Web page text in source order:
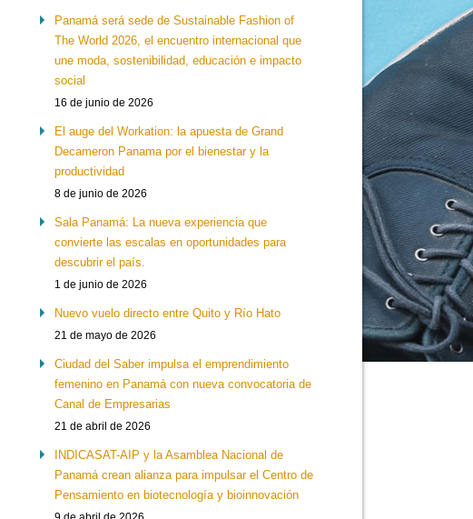
Panamá será sede de Sustainable Fashion of
The World 2026, el encuentro internacional que
une moda, sostenibilidad, educación e impacto
social
16 de junio de 2026
El auge del Workation: la apuesta de Grand
Decameron Panama por el bienestar y la
productividad
8 de junio de 2026
Sala Panamá: La nueva experiencia que
convierte las escalas en oportunidades para
descubrir el país.
1 de junio de 2026
Nuevo vuelo directo entre Quito y Río Hato
21 de mayo de 2026
Ciudad del Saber impulsa el emprendimiento
femenino en Panamá con nueva convocatoria de
Canal de Empresarias
21 de abril de 2026
INDICASAT-AIP y la Asamblea Nacional de
Panamá crean alianza para impulsar el Centro de
Pensamiento en biotecnología y bioinnovación